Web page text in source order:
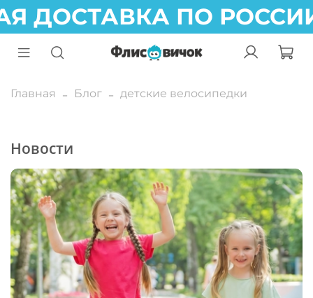
ДОСТАВКА ПО
Главная Блог детские велосипедки
Новости